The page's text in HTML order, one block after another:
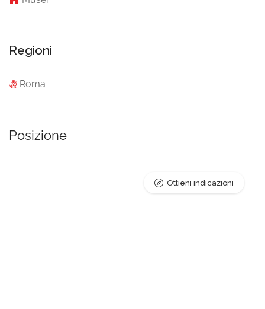
Regioni
Roma
Posizione
Ottieni indicazioni